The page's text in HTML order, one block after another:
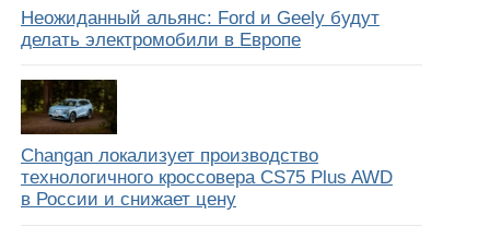
Неожиданный альянс: Ford и Geely будут
делать электромобили в Европе
Changan локализует производство
технологичного кроссовера CS75 Plus AWD
в России и снижает цену